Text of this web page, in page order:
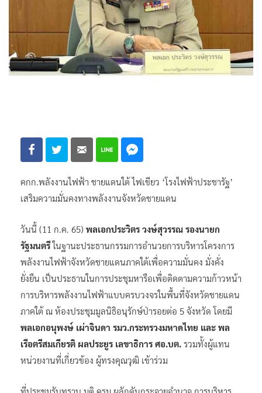
คกก.พลังงานไฟฟ้า ชายแดนใต้ ไฟเขียว ‘โรงไฟฟ้าประชารัฐ’
เสริมความมั่นคงทางพลังงานจังหวัดชายแดน
วันนี้ (11 ก.ค. 65) พลเอกประวิตร วงษ์สุวรรณ รองนายก
รัฐมนตรีในฐานะประธานกรรมการอำนวยการบริหารโครงการ
พลังงานไฟฟ้าจังหวัดชายแดนภาคใต้เพื่อความมั่นคง มั่งคั่ง
ยั่งยืน เป็นประธานในการประชุมหารือเพื่อติดตามความก้าวหน้า
การบริหารพลังงานไฟฟ้าแบบครบวงจรในพื้นที่จังหวัดชายแดน
ภาคใต้ ณ ห้องประชุมมูลนิธิอนุรักษ์ป่ารอยต่อ 5 จังหวัด โดยมี
พลเอกอนุพงษ์ เผ่าจินดา รมว.กระทรวงมหาดไทย และ พล
เรือตรีสมเกียรติ ผลประยูร เลขาธิการ ศอ.บต. รวมทั้งผู้แทน
หน่วยงานที่เกี่ยวข้อง ผู้ทรงคุณวุฒิ เข้าร่วม